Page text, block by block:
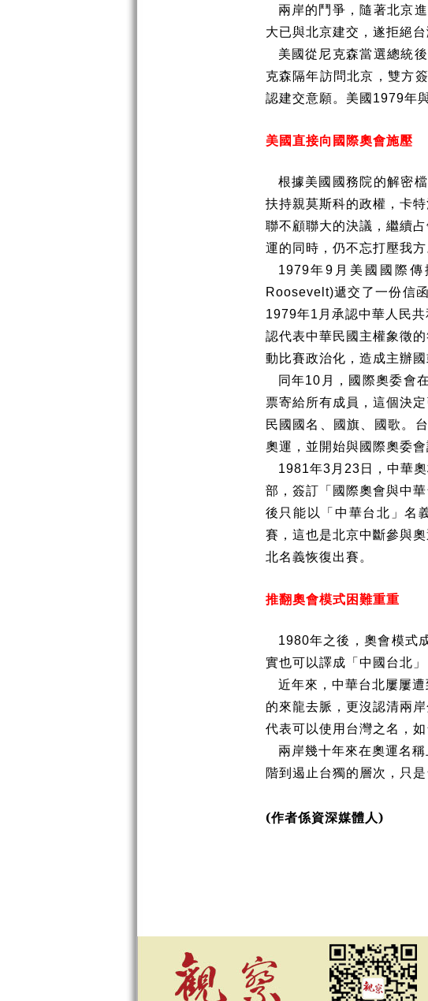
兩岸的鬥爭，隨著北京
大已與北京建交，遂拒絕
美國從尼克森當選總統
克森隔年訪問北京，雙方
認建交意願。美國 1979年
美國直接向國際奧會施壓
根據美國國務院的解密檔
扶持親莫斯科的政權，卡
聯不顧聯大的決議，繼續
運的同時，仍不忘打壓我方
1979年9 月美國國際
Roosevelt)遞交了一份信
1979年1 月承認中華人民
認代表中華民國主權象徵
動比賽政治化，造成主辦國
同年10 月，國際奧委會
票寄給所有成員，這個決
民國國名、國旗、國歌。
奧運，並開始與國際奧委會
1981年3 月 23 日，中華
部，簽訂「國際奧會與中
後只能以「中華台北」名
賽，這也是北京中斷參與
北名義恢復出賽。
推翻奧會模式困難重重
1980年之後，奧會模式
實也可以譯成「中國台北
近年來，中華台北屢屢
的來龍去脈，更沒認清兩
代表可以使用台灣之名，
兩岸幾十年來在奧運名
階到遏止台獨的層次，只
(作者係資深媒體人)